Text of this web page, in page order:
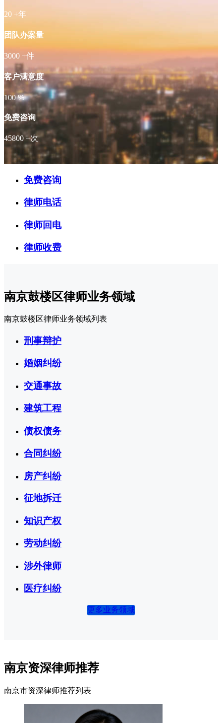
20 +年
团队办案量
3000 +件
客户满意度
100 %
免费咨询
45800 +次
免费咨询
律师电话
律师回电
律师收费
南京鼓楼区律师业务领域
南京鼓楼区律师业务领域列表
刑事辩护
婚姻纠纷
交通事故
建筑工程
债权债务
合同纠纷
房产纠纷
征地拆迁
知识产权
劳动纠纷
涉外律师
医疗纠纷
更多业务领域
南京资深律师推荐
南京市资深律师推荐列表